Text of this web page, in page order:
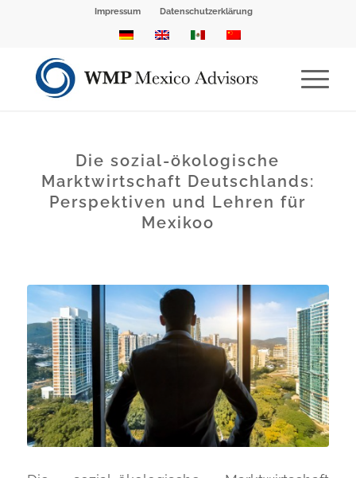
Impressum Datenschutzerklärung
Die sozial-ökologische
Marktwirtschaft Deutschlands:
Perspektiven und Lehren für
Mexikoo